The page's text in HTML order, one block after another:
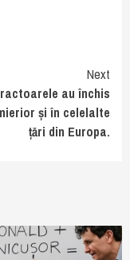
Next
au închis
și în celelalte
țări din Europa.